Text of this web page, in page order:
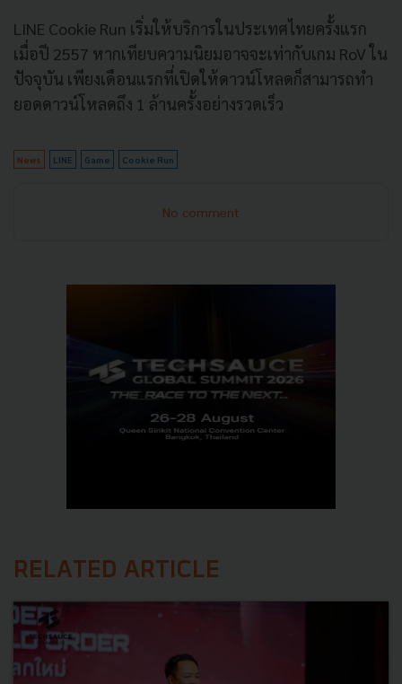
LINE Cookie Run เริ่มให้บริการในประเทศไทยครั้งแรก
เมื่อปี 2557 หากเทียบความนิยมอาจจะเท่ากับเกม RoV ใน
ปัจจุบัน เพียงเดือนแรกที่เปิดให้ดาวน์โหลดก็สามารถทำ
ยอดดาวน์โหลดถึง 1 ล้านครั้งอย่างรวดเร็ว
News LINE Game Cookie Run
No comment
RELATED ARTICLE